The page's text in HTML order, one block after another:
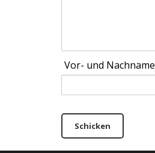
Vor- und Nachname
Schicken